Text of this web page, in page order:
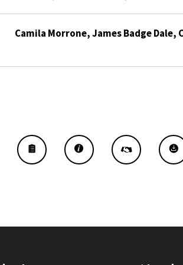
Camila Morrone, James Badge Dale,